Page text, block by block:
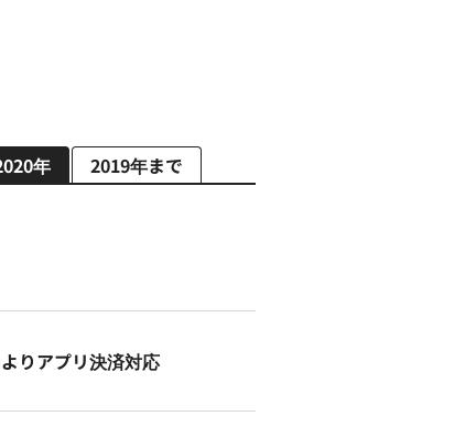
年 2019年まで
りアプリ決済対応